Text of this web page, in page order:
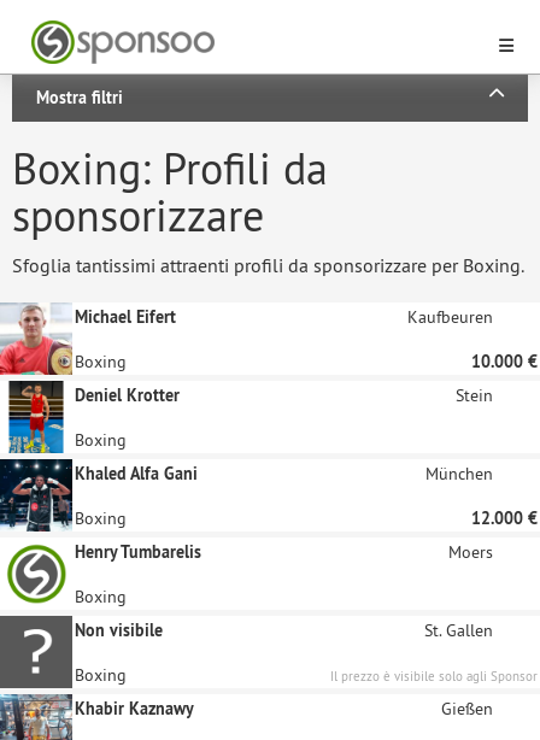
Mostra filtri
Boxing: Profili da
sponsorizzare
Sfoglia tantissimi attraenti profili da sponsorizzare per Boxing.
Michael Eifert Kaufbeuren
Boxing
10.000 €
Deniel Krotter
Stein
Boxing
Khaled Alfa Gani
München
Boxing
12.000 €
Henry Tumbarelis
Moers
Boxing
Non visibile
St. Gallen
Boxing
Il prezzo è visibile solo agli Sponsor
Khabir Kaznawy Gießen